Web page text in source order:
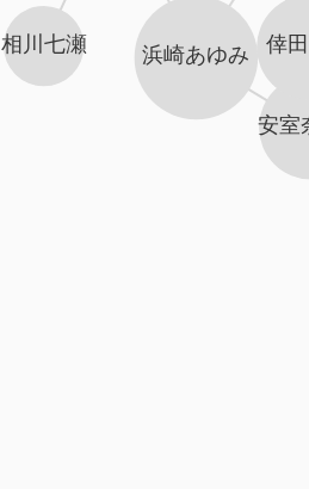
安室
倖
浜崎あゆみ
相川七瀬